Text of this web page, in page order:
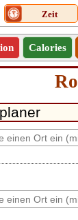
Zeit
Calories